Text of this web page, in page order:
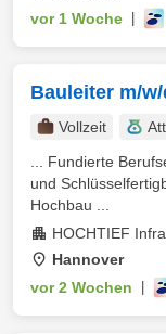
vor 1 Woche
Bauleiter m/
Vollzeit
... Fundierte
und
Hochbau ...
HOCHTIEF
Hannover
vor 2 Wochen